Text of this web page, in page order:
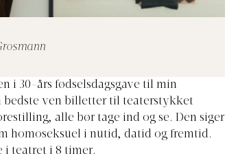
i 30-års fødselsdagsgave til min
bedste ven billetter til teaterstykket
alle bør tage ind og se. Den siger
homoseksuel i nutid, datid og fremtid.
i teatret i 8 timer.